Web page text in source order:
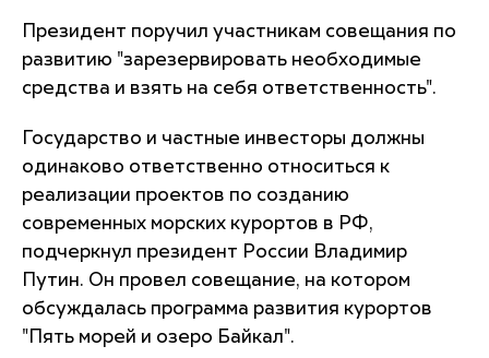
Президент поручил участникам совещания по
развитию "зарезервировать необходимые
средства и взять на себя ответственность".
Государство и частные инвесторы должны
одинаково ответственно относиться к
реализации проектов по созданию
современных морских курортов в РФ,
подчеркнул президент России Владимир
Путин. Он провел совещание, на котором
обсуждалась программа развития курортов
"Пять морей и озеро Байкал".